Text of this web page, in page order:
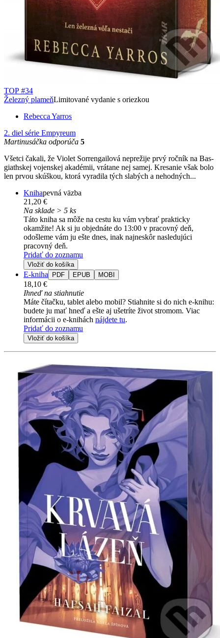
TOP #34
Železný plameňLimitované vydanie s oriezkou
Rebecca Yarros
2. diel série Empyreum
Martinusáčka odporúča 5
Všetci čakali, že Violet Sorrengailová neprežije prvý ročník na Bas­
giathskej vojenskej akadémii, vrátane nej samej. Kresanie však bolo
len prvou skúškou, ktorá vyradila tých slabých a nehodných...
Knihapevná väzba
21,20 €
Na sklade > 5 ks
Táto kniha sa môže na cestu ku vám vybrať prakticky
okamžite! Ak si ju objednáte do 13:00 v pracovný deň,
odošleme vám ju ešte dnes, inak najneskôr nasledujúci
pracovný deň.
Pridať do zoznamu
Vložiť do košíka
E-kniha PDF EPUB MOBI
18,10 €
Ihneď na stiahnutie
Máte čítačku, tablet alebo mobil? Stiahnite si do nich e-knihu:
budete ju mať hneď a ešte aj ušetríte život stromom. Viac
informácii o e-knihách nájdete tu.
Pridať do zoznamu
Vložiť do košíka